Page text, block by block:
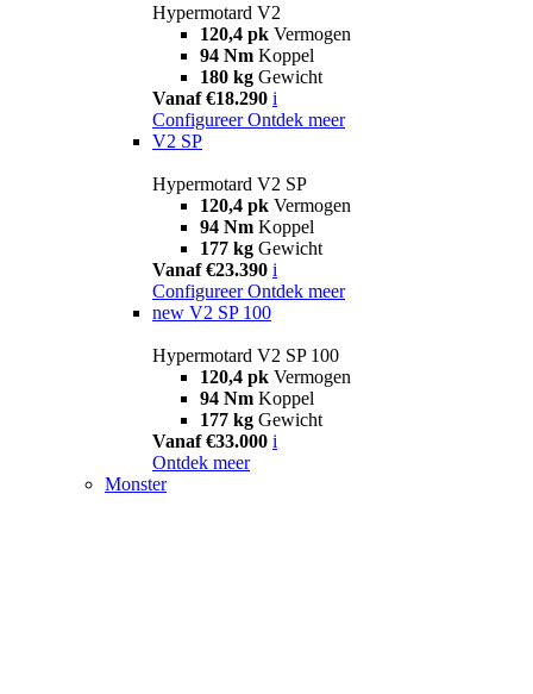
Hypermotard V2
120,4 pk Vermogen
94 Nm Koppel
180 kg Gewicht
Vanaf €18.290 i
Configureer Ontdek meer
V2 SP
Hypermotard V2 SP
120,4 pk Vermogen
94 Nm Koppel
177 kg Gewicht
Vanaf €23.390 i
Configureer Ontdek meer
new V2 SP 100
Hypermotard V2 SP 100
120,4 pk Vermogen
94 Nm Koppel
177 kg Gewicht
Vanaf €33.000 i
Ontdek meer
Monster